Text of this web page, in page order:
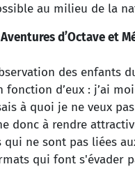
au milieu de la
d’Octave et
des enfants
fonction d’eux : j’ai
à quoi je ne veux
donc à rendre
ne sont pas liées
qui font s'évader